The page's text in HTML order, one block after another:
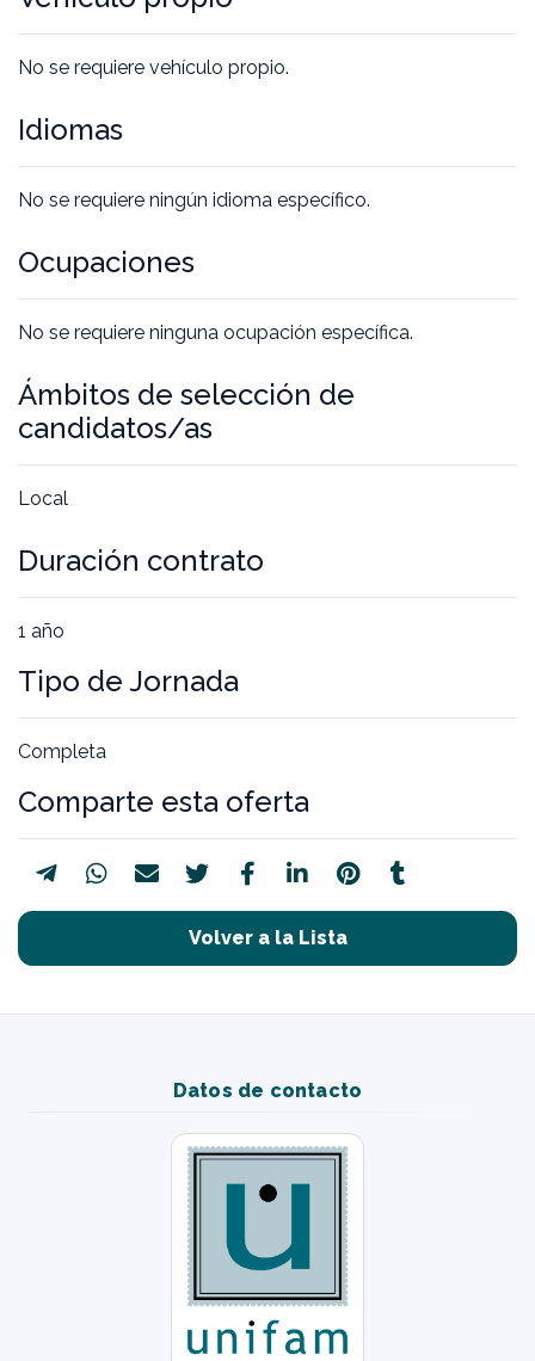
No se requiere vehículo propio.
Idiomas
No se requiere ningún idioma específico.
Ocupaciones
No se requiere ninguna ocupación específica.
Ámbitos de selección de
candidatos/as
Local
Duración contrato
1 año
Tipo de Jornada
Completa
Comparte esta oferta
Volver a la Lista
Datos de contacto